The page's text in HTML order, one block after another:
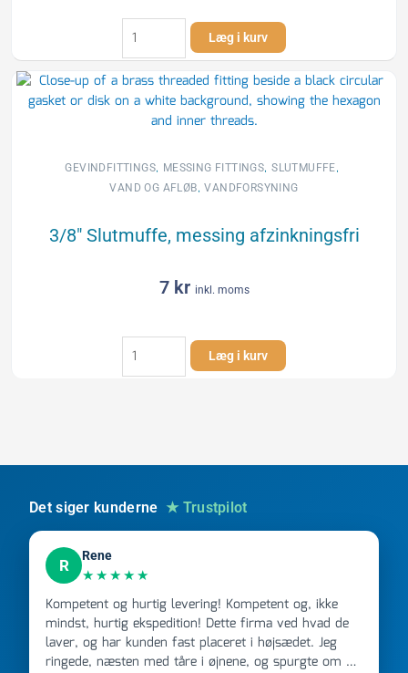
3/4"
Slutmuffe,
messing
afzinkningsfri
antal
Læg i kurv
GEVINDFITTINGS, MESSING FITTINGS,SLUTMUFFE,
VAND OG AFLØB,VANDFORSYNING
3/8″ Slutmuffe, messing afzinkningsfri
7 kr inkl. moms
3/8"
Slutmuffe,
messing
Læg i kurv
Det siger kunderne ★ Trustpilot
R
Rene
★★★★★
Kompetent og hurtig levering! Kompetent og, ikke
mindst, hurtig ekspedition! Dette firma ved hvad de
laver, og har kunden fast placeret i højsædet. Jeg
ringede, næsten med tåre i øjnene, og spurgte om de